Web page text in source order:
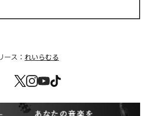
ース： れいらむる